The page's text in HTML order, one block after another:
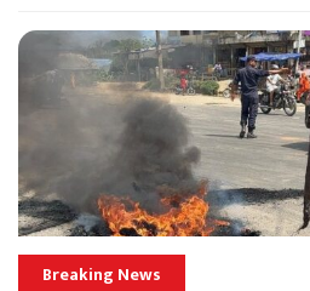
Breaking News